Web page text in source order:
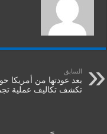
السابق
بعد عودتها من أمريكا
تكشف تكاليف عملية